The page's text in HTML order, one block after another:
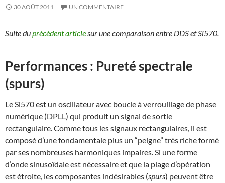
30 AOÛT 2011 UN COMMENTAIRE
Suite duprécédent articlesur une comparaison entre DDS et Si570.
Performances : Pureté spectrale
(spurs)
Le Si570 est un oscillateur avec boucle à verrouillage de phase
numérique (DPLL) qui produit un signal de sortie
rectangulaire. Comme tous les signaux rectangulaires, il est
composé d’une fondamentale plus un “peigne” très riche formé
par ses nombreuses harmoniques impaires. Si une forme
d’onde sinusoïdale est nécessaire et que la plage d’opération
est étroite, les composantes indésirables (spurs) peuvent être